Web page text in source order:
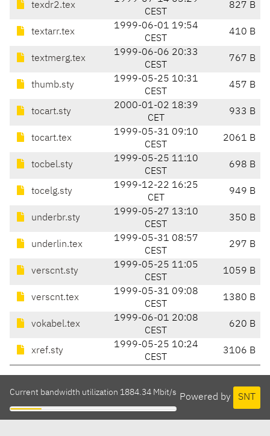
texdr2.tex
CEST
827 B
textarr.tex
1999-06-01 19:54
CEST
410 B
textmerg.tex
1999-06-06 20:33
CEST
767 B
thumb.sty
1999-05-25 10:31
CEST
457 B
tocart.sty
2000-01-02 18:39
CET
933 B
tocart.tex
1999-05-31 09:10
CEST
2061 B
tocbel.sty
1999-05-25 11:10
CEST
698 B
tocelg.sty
1999-12-22 16:25
CET
949 B
underbr.sty
1999-05-27 13:10
CEST
350 B
underlin.tex
1999-05-31 08:57
CEST
297 B
verscnt.sty
1999-05-25 11:05
CEST
1059 B
verscnt.tex
1999-05-31 09:08
CEST
1380 B
vokabel.tex
1999-06-01 20:08
CEST
620 B
xref.sty
1999-05-25 10:24
CEST
3106 B
Powered by SNT
Current bandwidth utilization 1884.34 Mbit/s